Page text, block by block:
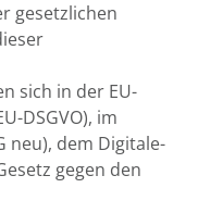
gesetzlichen
sich in der EU-
DSGVO), im
neu), dem Digitale-
gegen den